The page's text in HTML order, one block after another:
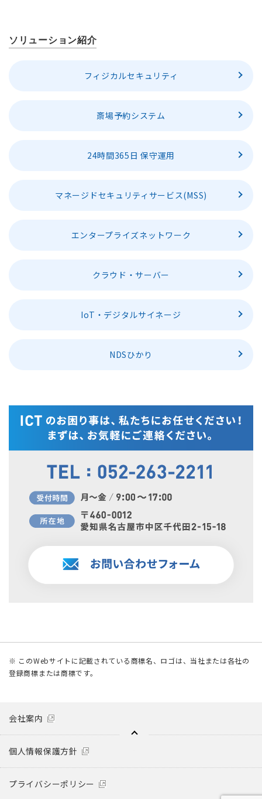
ソリューション紹介
フィジカルセキュリティ
斎場予約システム
24時間365日 保守運用
マネージドセキュリティサービス(MSS)
エンタープライズネットワーク
クラウド・サーバー
IoT・デジタルサイネージ
NDSひかり
※ このWebサイトに記載されている商標名、ロゴは、当社または各社の
登録商標または商標です。
会社案内
個人情報保護方針
プライバシーポリシー